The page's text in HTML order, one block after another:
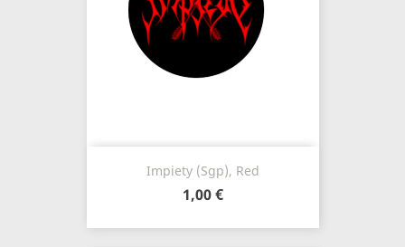
Impiety (Sgp), Red
1,00 €